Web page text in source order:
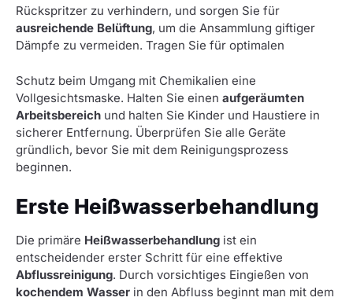
Rückspritzer zu verhindern, und sorgen Sie für
ausreichende Belüftung, um die Ansammlung giftiger
Dämpfe zu vermeiden. Tragen Sie für optimalen
Schutz beim Umgang mit Chemikalien eine
Vollgesichtsmaske. Halten Sie einen aufgeräumten
Arbeitsbereich und halten Sie Kinder und Haustiere in
sicherer Entfernung. Überprüfen Sie alle Geräte
gründlich, bevor Sie mit dem Reinigungsprozess
beginnen.
Erste Heißwasserbehandlung
Die primäre Heißwasserbehandlung ist ein
entscheidender erster Schritt für eine effektive
Abflussreinigung. Durch vorsichtiges Eingießen von
kochendem Wasser in den Abfluss beginnt man mit dem